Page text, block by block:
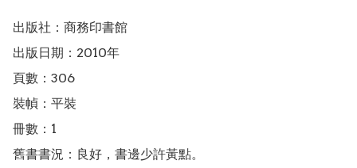
出版社：商務印書館
出版日期：2010年
頁數：306
裝幀：平裝
冊數：1
舊書書況：良好，書邊少許黃點。